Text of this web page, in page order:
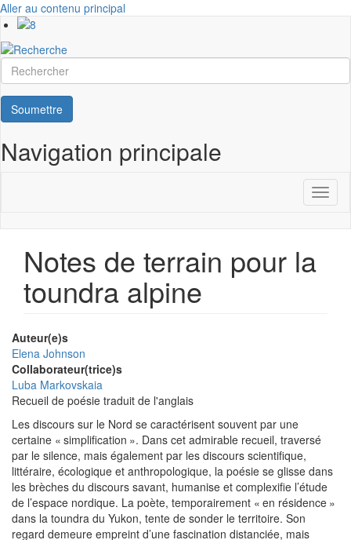
Aller au contenu principal
Rechercher
Soumettre
Navigation principale
Notes de terrain pour la
toundra alpine
Auteur(e)s
Elena Johnson
Collaborateur(trice)s
Luba Markovskaia
Recueil de poésie traduit de l'anglais
Les discours sur le Nord se caractérisent souvent par une
certaine « simplification ». Dans cet admirable recueil, traversé
par le silence, mais également par les discours scientifique,
littéraire, écologique et anthropologique, la poésie se glisse dans
les brèches du discours savant, humanise et complexifie l’étude
de l’espace nordique. La poète, temporairement « en résidence »
dans la toundra du Yukon, tente de sonder le territoire. Son
regard demeure empreint d’une fascination distanciée, mais